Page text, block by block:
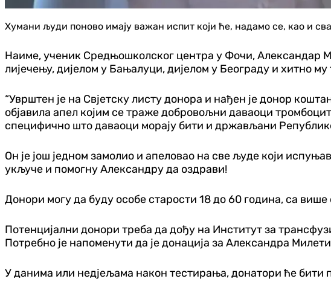
Хумани људи поново имају важан испит који ће, надамо се, као и
Наиме, ученик Средњошколског центра у Фочи, Александар
лијечењу, дијелом у Бањалуци, дијелом у Београду и хитно му
“Уврштен је на Свјетску листу донора и нађен је донор
објавила апел којим се траже добровољни даваоци
специфично што даваоци морају бити и држављани
Он је још једном замолио и апеловао на све људе који
укључе и помогну Александру да оздрави!
Донори могу да буду особе старости 18 до 60 година, са
Потенцијални донори треба да дођу на Институт за
Потребно је напоменути да је донација за Александра
У данима или недјељама након тестирања, донатори ће бити